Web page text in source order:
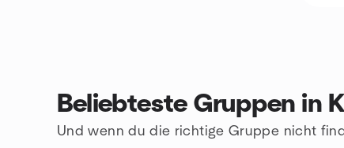
Beliebteste Gruppen in
Und wenn du die richtige Gruppe nicht